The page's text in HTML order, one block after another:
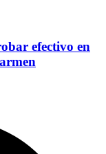
efectivo en